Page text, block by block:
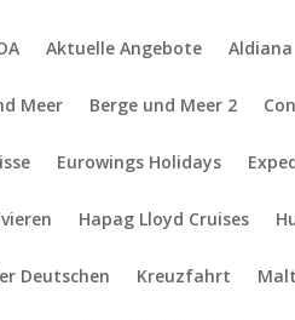
Aktuelle Angebote Aldiana
Meer Berge und Meer 2
Eurowings Holidays
Hapag Lloyd Cruises
Deutschen Kreuzfahrt